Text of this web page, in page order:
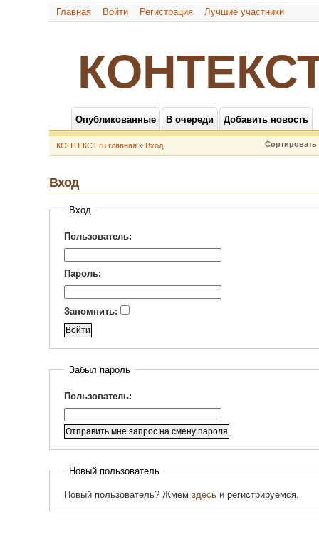
Главная Войти Регистрация Лучшие участники
Опубликованные В очереди Добавить новость
КОНТЕКСТ.ru главная » Вход
Вход
Вход
Пользователь:
Пароль:
Запомнить:
Забыл пароль
Пользователь:
Новый пользователь
Новый пользователь? Жмем здесьи регистрируемся.